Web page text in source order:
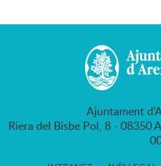
Ajuntament
Riera del Bisbe Pol, 8 - 08350